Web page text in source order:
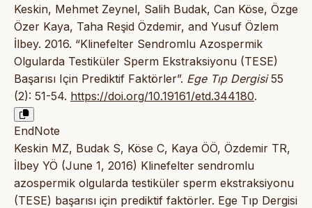
Keskin, Mehmet Zeynel, Salih Budak, Can Köse, Özge
Özer Kaya, Taha Reşid Özdemir, and Yusuf Özlem
İlbey. 2016. “Klinefelter Sendromlu Azospermik
Olgularda Testiküler Sperm Ekstraksiyonu (TESE)
Başarısı Için Prediktif Faktörler”. Ege Tıp Dergisi55
(2): 51-54. https://doi.org/10.19161/etd.344180.
EndNote
Keskin MZ, Budak S, Köse C, Kaya ÖÖ, Özdemir TR,
İlbey YÖ (June 1, 2016) Klinefelter sendromlu
azospermik olgularda testiküler sperm ekstraksiyonu
(TESE) başarısı için prediktif faktörler. Ege Tıp Dergisi